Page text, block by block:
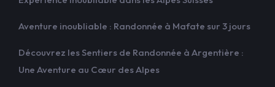
Aventure inoubliable : Randonnée à Mafate sur 3 jours
Découvrez les Sentiers de Randonnée à Argentière :
Une Aventure au Cœur des Alpes